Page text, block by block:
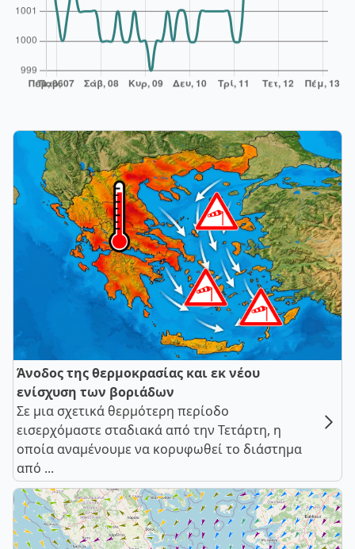
Άνοδος της θερμοκρασίας και εκ νέου
ενίσχυση των βοριάδων
Σε μια σχετικά θερμότερη περίοδο
εισερχόμαστε σταδιακά από την Τετάρτη, η
οποία αναμένουμε να κορυφωθεί το διάστημα
από ...